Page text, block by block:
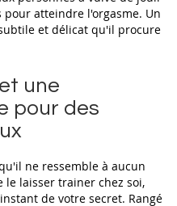
atteindre l'orgasme. Un
et délicat qu'il procure
une
pour des
ne ressemble à aucun
le laisser trainer chez soi,
de votre secret. Rangé